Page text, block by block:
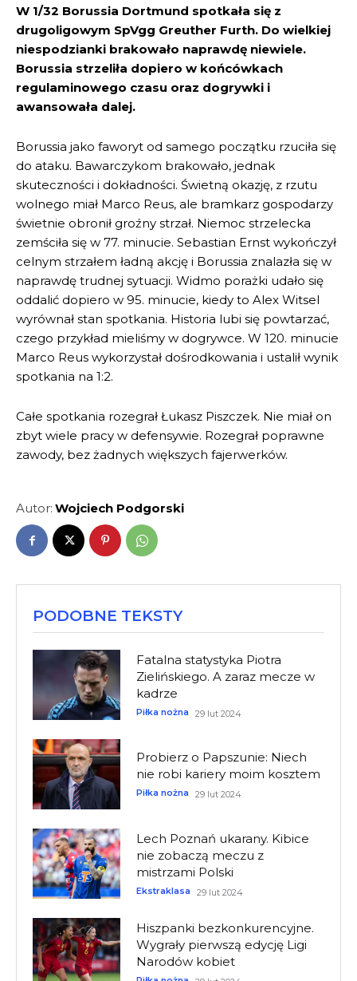
W 1/32 Borussia Dortmund spotkała się z
drugoligowym SpVgg Greuther Furth. Do wielkiej
niespodzianki brakowało naprawdę niewiele.
Borussia strzeliła dopiero w końcówkach
regulaminowego czasu oraz dogrywki i
awansowała dalej.
Borussia jako faworyt od samego początku rzuciła się
do ataku. Bawarczykom brakowało, jednak
skuteczności i dokładności. Świetną okazję, z rzutu
wolnego miał Marco Reus, ale bramkarz gospodarzy
świetnie obronił groźny strzał. Niemoc strzelecka
zemściła się w 77. minucie. Sebastian Ernst wykończył
celnym strzałem ładną akcję i Borussia znalazła się w
naprawdę trudnej sytuacji. Widmo porażki udało się
oddalić dopiero w 95. minucie, kiedy to Alex Witsel
wyrównał stan spotkania. Historia lubi się powtarzać,
czego przykład mieliśmy w dogrywce. W 120. minucie
Marco Reus wykorzystał dośrodkowania i ustalił wynik
spotkania na 1:2.
Całe spotkania rozegrał Łukasz Piszczek. Nie miał on
zbyt wiele pracy w defensywie. Rozegrał poprawne
zawody, bez żadnych większych fajerwerków.
Autor: Wojciech Podgorski
PODOBNE TEKSTY
Fatalna statystyka Piotra
Zielińskiego. A zaraz mecze w
kadrze
Piłka nożna 29 lut 2024
Probierz o Papszunie: Niech
nie robi kariery moim kosztem
Piłka nożna 29 lut 2024
Lech Poznań ukarany. Kibice
nie zobaczą meczu z
mistrzami Polski
Ekstraklasa 29 lut 2024
Hiszpanki bezkonkurencyjne.
Wygrały pierwszą edycję Ligi
Narodów kobiet